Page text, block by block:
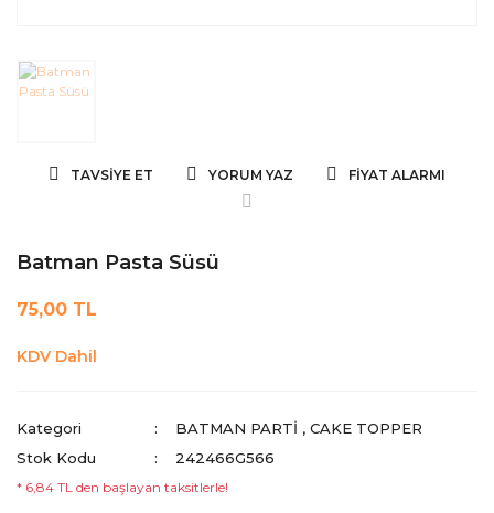
TAVSIYE ET YORUM YAZ FIYAT ALARMI
Batman Pasta Süsü
75,00 TL
KDV Dahil
Kategori BATMAN PARTI ,CAKE TOPPER
Stok Kodu
242466G566
* 6,84 TL den başlayan taksitlerle!